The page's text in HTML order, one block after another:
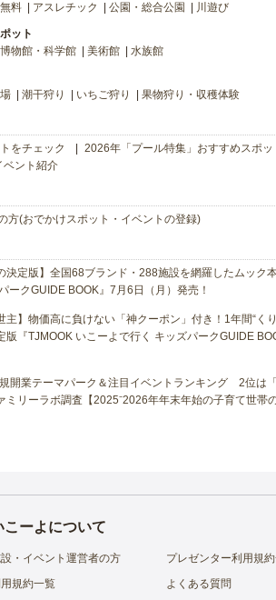
料 アスレチック 公園・総合公園 川遊び
ット
博物館・科学館 美術館 水族館
潮干狩り いちご狩り 果物狩り・収穫体験
をチェック
2026年「プール特集」おすすめスポッ
ベント紹介
方(おでかけスポット・イベントの登録)
決定版】全国68ブランド・288施設を網羅したムック
ークGUIDE BOOK』7月6日（月）発売！
主】物価高に負けない「神クーポン」付き！1年間“く
版『TJMOOK いこーよで行く キッズパークGUIDE
開業テーマパーク＆注目イベントランキング 2位は
ミリーラボ調査【2025⁻2026年年末年始の子育て世帯
こーよについて
・イベント運営者の方
プレゼンター利用規
規約一覧
よくある質問